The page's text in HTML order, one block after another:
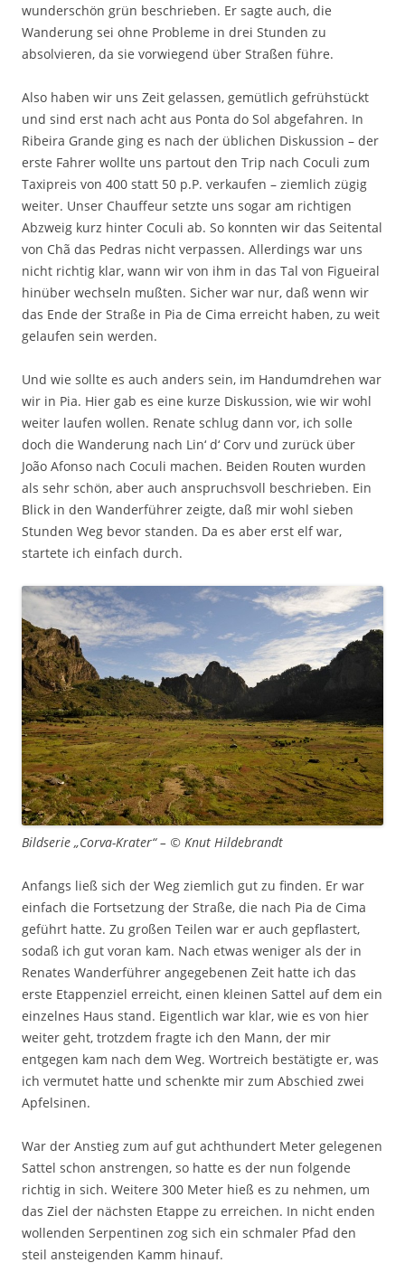
wunderschön grün beschrieben. Er sagte auch, die
Wanderung sei ohne Probleme in drei Stunden zu
absolvieren, da sie vorwiegend über Straßen führe.
Also haben wir uns Zeit gelassen, gemütlich gefrühstückt
und sind erst nach acht aus Ponta do Sol abgefahren. In
Ribeira Grande ging es nach der üblichen Diskussion – der
erste Fahrer wollte uns partout den Trip nach Coculi zum
Taxipreis von 400 statt 50 p.P. verkaufen – ziemlich zügig
weiter. Unser Chauffeur setzte uns sogar am richtigen
Abzweig kurz hinter Coculi ab. So konnten wir das Seitental
von Chã das Pedras nicht verpassen. Allerdings war uns
nicht richtig klar, wann wir von ihm in das Tal von Figueiral
hinüber wechseln mußten. Sicher war nur, daß wenn wir
das Ende der Straße in Pia de Cima erreicht haben, zu weit
gelaufen sein werden.
Und wie sollte es auch anders sein, im Handumdrehen war
wir in Pia. Hier gab es eine kurze Diskussion, wie wir wohl
weiter laufen wollen. Renate schlug dann vor, ich solle
doch die Wanderung nach Lin‘ d‘ Corv und zurück über
João Afonso nach Coculi machen. Beiden Routen wurden
als sehr schön, aber auch anspruchsvoll beschrieben. Ein
Blick in den Wanderführer zeigte, daß mir wohl sieben
Stunden Weg bevor standen. Da es aber erst elf war,
startete ich einfach durch.
Bildserie „Corva-Krater“ – © Knut Hildebrandt
Anfangs ließ sich der Weg ziemlich gut zu finden. Er war
einfach die Fortsetzung der Straße, die nach Pia de Cima
geführt hatte. Zu großen Teilen war er auch gepflastert,
sodaß ich gut voran kam. Nach etwas weniger als der in
Renates Wanderführer angegebenen Zeit hatte ich das
erste Etappenziel erreicht, einen kleinen Sattel auf dem ein
einzelnes Haus stand. Eigentlich war klar, wie es von hier
weiter geht, trotzdem fragte ich den Mann, der mir
entgegen kam nach dem Weg. Wortreich bestätigte er, was
ich vermutet hatte und schenkte mir zum Abschied zwei
Apfelsinen.
War der Anstieg zum auf gut achthundert Meter gelegenen
Sattel schon anstrengen, so hatte es der nun folgende
richtig in sich. Weitere 300 Meter hieß es zu nehmen, um
das Ziel der nächsten Etappe zu erreichen. In nicht enden
wollenden Serpentinen zog sich ein schmaler Pfad den
steil ansteigenden Kamm hinauf.